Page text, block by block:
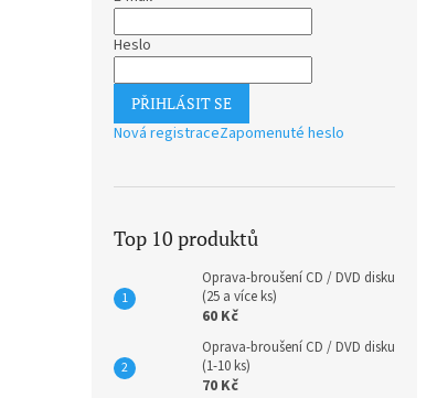
Heslo
PŘIHLÁSIT SE
Nová registraceZapomenuté heslo
Top 10 produktů
Oprava-broušení CD / DVD disku
(25 a více ks)
60 Kč
Oprava-broušení CD / DVD disku
(1-10 ks)
70 Kč